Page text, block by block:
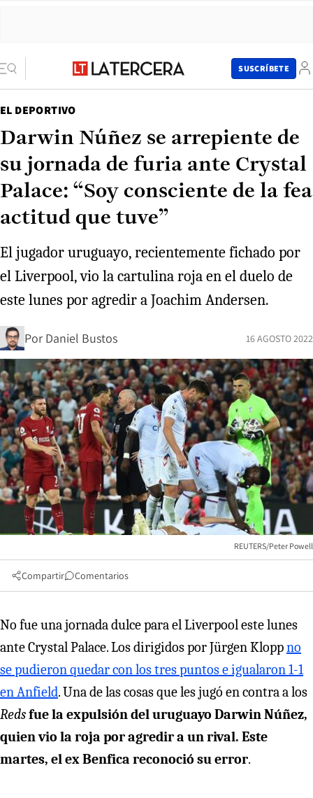
SUSCRÍBETE
EL DEPORTIVO
Darwin Núñez se arrepiente de
su jornada de furia ante Crystal
Palace: “Soy consciente de la fea
actitud que tuve”
El jugador uruguayo, recientemente fichado por
el Liverpool, vio la cartulina roja en el duelo de
este lunes por agredir a Joachim Andersen.
Por Daniel Bustos 16 AGOSTO 2022
REUTERS/Peter Powell
Compartir Comentarios
No fue una jornada dulce para el Liverpool este lunes
ante Crystal Palace. Los dirigidos por Jürgen Kloppno
se pudieron quedar con los tres puntos e igualaron 1-1
en Anfield. Una de las cosas que les jugó en contra a los
Redsfue la expulsión del uruguayo Darwin Núñez,
quien vio la roja por agredir a un rival. Este
martes, el ex Benfica reconoció su error.